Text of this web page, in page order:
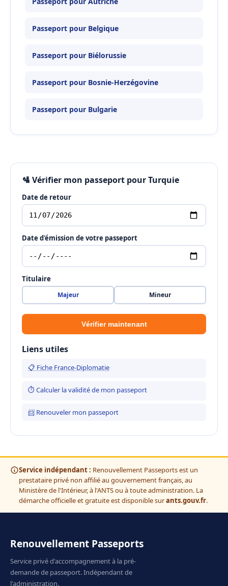
Passeport pour Belgique
Passeport pour Biélorussie
Passeport pour Bosnie-Herzégovine
Passeport pour Bulgarie
🛂 Vérifier mon passeport pour Turquie
Date de retour
Date d'émission de votre passeport
Titulaire
Majeur Mineur
Vérifier maintenant
Liens utiles
📋 Fiche France-Diplomatie
⏱ Calculer la validité de mon passeport
📨 Renouveler mon passeport
Service indépendant : Renouvellement Passeports est un
prestataire privé non affilié au gouvernement français, au
Ministère de l'Intérieur, à l'ANTS ou à toute administration. La
démarche officielle et gratuite est disponible surants.gouv.fr.
Renouvellement Passeports
Service privé d'accompagnement à la pré-
demande de passeport. Indépendant de
l'administration.